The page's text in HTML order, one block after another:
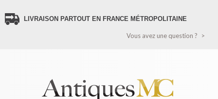
VOUS AVEZ UNE QUESTION ?
LIVRAISON ÉTRANGER (HORS FRANCE MÉTROPOLITAINE)
RECEVEZ TOUTES LES NOUVEAUTÉS
LIVRAISON PARTOUT EN FRANCE MÉTROPOLITAINE
Vous avez une question ?